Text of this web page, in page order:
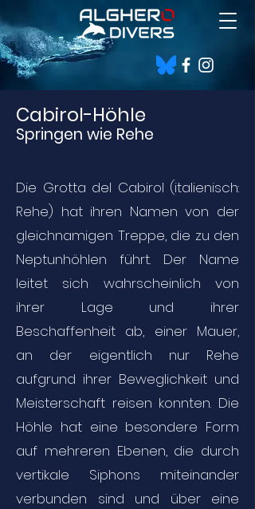
Cabirol-Höhle
Springen wie Rehe
Die Grotta del Cabirol (italienisch:
Rehe) hat ihren Namen von der
gleichnamigen Treppe, die zu den
Neptunhöhlen führt. Der Name
leitet sich wahrscheinlich von
ihrer Lage und ihrer
Beschaffenheit ab, einer Mauer,
an der eigentlich nur Rehe
aufgrund ihrer Beweglichkeit und
Meisterschaft reisen konnten. Die
Höhle hat eine besondere Form
auf mehreren Ebenen, die durch
vertikale Siphons miteinander
verbunden sind und über eine